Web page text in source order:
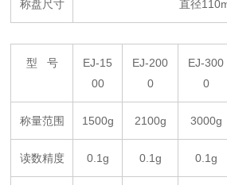
称盘尺寸 直径
型 号
EJ-15
00
EJ-200
0
EJ-300
0
称量范围 1500g 2100g 3000g
读数精度 0.1g 0.1g 0. 1g